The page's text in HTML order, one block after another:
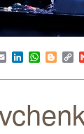
EmailLinkedIn